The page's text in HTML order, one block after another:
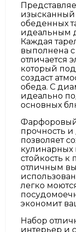
изысканный
обеденных
идеальным
Каждая
выполнена
отличается
который
создаст
обеда. С
идеально
основных
Фарфоровый
прочность и
позволяет
кулинарных
стойкость
отличным
легко
экономит
Набор
интерьер и